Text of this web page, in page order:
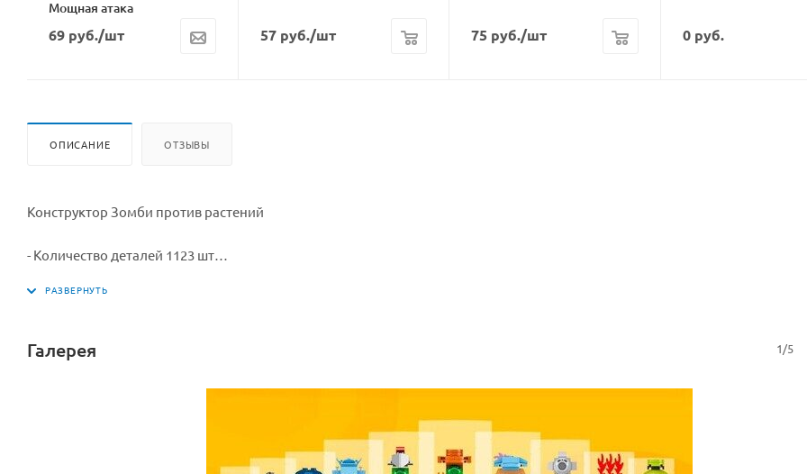
Мощная атака
69 руб./шт 57руб./шт 75 руб./шт 0руб.
ОПИСАНИЕ ОТЗЫВЫ
Конструктор Зомби против растений
- Количество деталей 1123 шт
- От 6 лет(содержит мелкие детали);
- Размеры упаковки 60*40*8 см
- Материал упаковки: картон;
Галерея 1/5